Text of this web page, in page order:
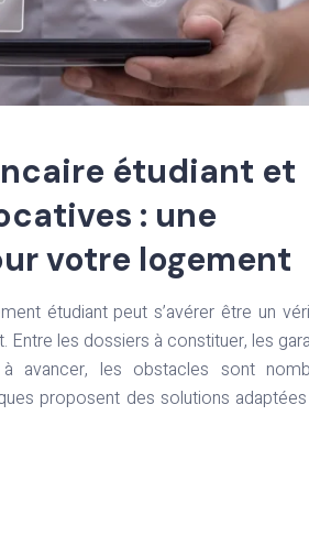
étudiant et
: une
votre logement
étudiant peut s’avérer être un
Entre les dossiers à constituer, les
avancer, les obstacles sont
proposent des solutions